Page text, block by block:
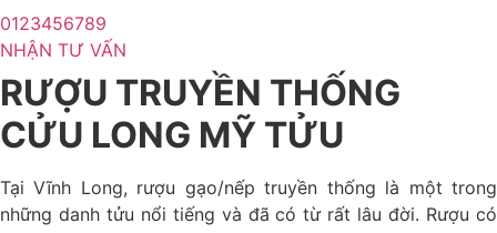
0123456789
NHẬN TƯ VẤN
RƯỢU TRUYỀN THỐNG
CỬU LONG MỸ TỬU
Tại Vĩnh Long, rượu gạo/nếp truyền thống là một trong
những danh tửu nổi tiếng và đã có từ rất lâu đời. Rượu có